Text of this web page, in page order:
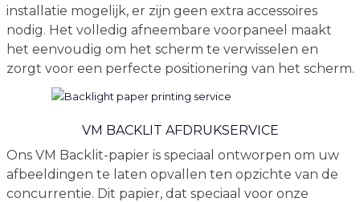
installatie mogelijk, er zijn geen extra accessoires
nodig. Het volledig afneembare voorpaneel maakt
het eenvoudig om het scherm te verwisselen en
zorgt voor een perfecte positionering van het scherm.
VM BACKLIT AFDRUKSERVICE
Ons VM Backlit-papier is speciaal ontworpen om uw
afbeeldingen te laten opvallen ten opzichte van de
concurrentie. Dit papier, dat speciaal voor onze